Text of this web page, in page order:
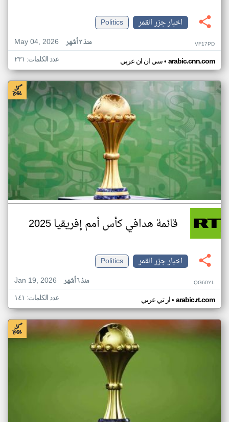
اخبار جزر القمر
Politics
May 04, 2026
منذ ٣ أشهر VF17PD
سي ان ان عربي• arabic.cnn.com عدد الكلمات: ٢٣١
قائمة هدافي كأس أمم إفريقيا 2025
اخبار جزر القمر
Politics
Jan 19, 2026
منذ ٦ أشهر QG60YL
ار تي عربي• arabic.rt.com عدد الكلمات: ١٤١